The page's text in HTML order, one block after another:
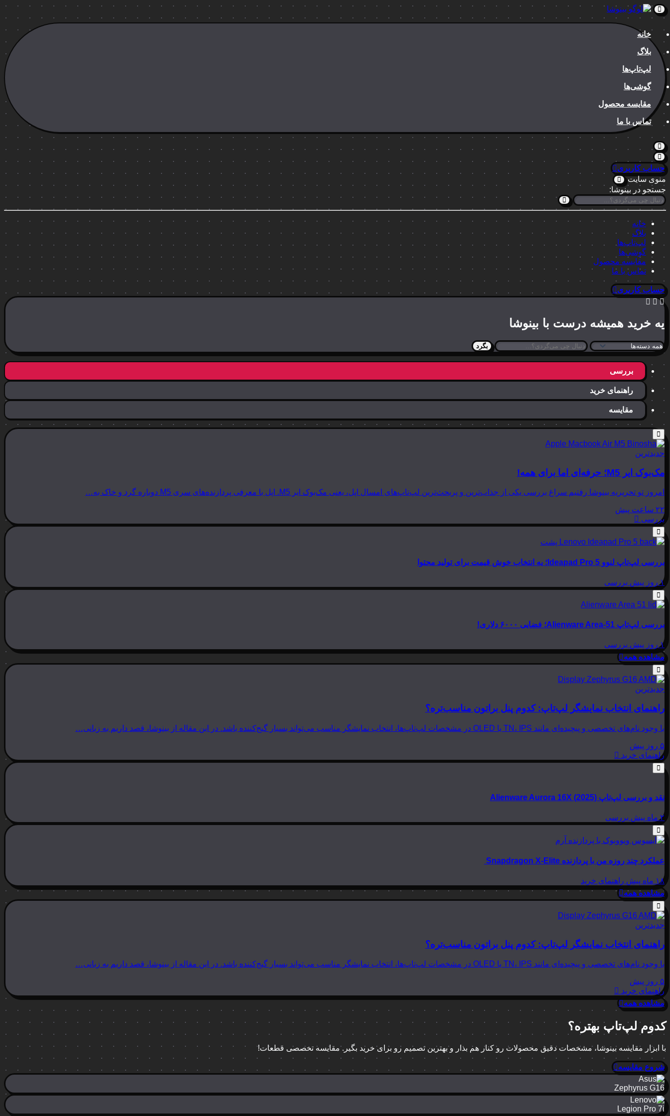
خانه
بلاگ
لپ‌تاپ‌ها
گوشی‌ها
مقایسه محصول
تماس با ما
حساب کاربری
منوی سایت
جستجو در بینوشا:
خانه
بلاگ
لپ‌تاپ‌ها
گوشی‌ها
مقایسه محصول
تماس با ما
حساب کاربری
یه خرید همیشه درست با بینوشا
بگرد
بررسی
راهنمای خرید
مقایسه
جدیدترین
مک‌بوک ایر M5؛ حرفه‌ای اما برای همه!
امروز تو تحریریه بینوشا رفتیم سراغ بررسی یکی از جذاب‌ترین و پربحث‌ترین لپ‌تاپ‌های امسال اپل، یعنی مک‌بوک ایر M5. اپل با معرفی پردازنده‌های سری M5 دوباره گرد و خاک به…
۲۲ ساعت پیش
بررسی
بررسی لپ‌تاپ لنوو Ideapad Pro 5؛ یه انتخاب خوش قیمت برای تولید محتوا
۱ روز پیش بررسی
بررسی لپ‌تاپ Alienware Area-51؛ فضایی ۶۰۰۰ دلاری!
۱ روز پیش
بررسی
مشاهده همه
جدیدترین
راهنمای انتخاب نمایشگر لپ‌تاپ: کدوم پنل براتون مناسب‌تره؟
با وجود نام‌های تخصصی و پیچیده‌ای مانند TN، IPS یا OLED در مشخصات لپ‌تاپ‌ها، انتخاب نمایشگر مناسب می‌تواند بسیار گیج‌کننده باشد. در این مقاله از بینوشا، قصد داریم به زبانی…
۵ روز پیش
راهنمای خرید
نقد و بررسی لپ‌تاپ Alienware Aurora 16X (2025)
۲ ماه پیش بررسی
عملکرد چند روزه من با پردازنده Snapdragon X-Elite
۱۸ ماه پیش
راهنمای خرید
مشاهده همه
جدیدترین
راهنمای انتخاب نمایشگر لپ‌تاپ: کدوم پنل براتون مناسب‌تره؟
با وجود نام‌های تخصصی و پیچیده‌ای مانند TN، IPS یا OLED در مشخصات لپ‌تاپ‌ها، انتخاب نمایشگر مناسب می‌تواند بسیار گیج‌کننده باشد. در این مقاله از بینوشا، قصد داریم به زبانی…
۵ روز پیش
راهنمای خرید
مشاهده همه
کدوم لپ‌تاپ بهتره؟
با ابزار مقایسه بینوشا، مشخصات دقیق محصولات رو کنار هم بذار و بهترین تصمیم رو برای خرید بگیر. مقایسه تخصصی قطعات!
شروع مقایسه
Zephyrus G16
Legion Pro 7i